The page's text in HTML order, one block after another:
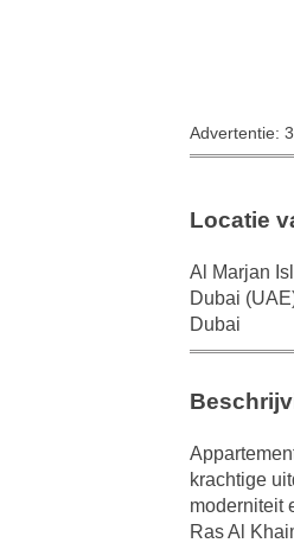
Advertentie:
Locatie
Al Marjan
Dubai
Dubai
krachtige
moderniteit
Ras Al